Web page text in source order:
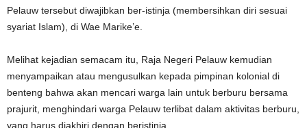
Pelauw tersebut diwajibkan ber-istinja (membersihkan diri sesuai
syariat Islam), di Wae Marike’e.
Melihat kejadian semacam itu, Raja Negeri Pelauw kemudian
menyampaikan atau mengusulkan kepada pimpinan kolonial di
benteng bahwa akan mencari warga lain untuk berburu bersama
prajurit, menghindari warga Pelauw terlibat dalam aktivitas berburu,
yang harus diakhiri dengan beristinja.